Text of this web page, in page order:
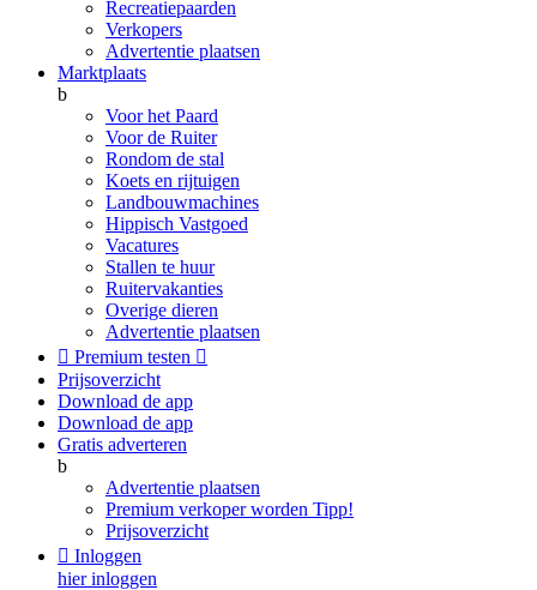
Recreatiepaarden
Verkopers
Advertentie plaatsen
Marktplaats
b
Voor het Paard
Voor de Ruiter
Rondom de stal
Koets en rijtuigen
Landbouwmachines
Hippisch Vastgoed
Vacatures
Stallen te huur
Ruitervakanties
Overige dieren
Advertentie plaatsen
 Premium testen 
Prijsoverzicht
Download de app
Download de app
Gratis adverteren
b
Advertentie plaatsen
Premium verkoper worden Tipp!
Prijsoverzicht
 Inloggen
hier inloggen